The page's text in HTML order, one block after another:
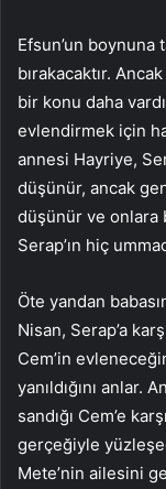
Efsun’un boynuna
bırakacaktır.
bir konu daha
evlendirmek için
annesi Hayriye,
düşünür, ancak
düşünür ve onlara
Serap’ın hiç
Öte yandan
Nisan, Serap’a
Cem’in
yanıldığını anlar.
sandığı Cem’e
gerçeğiyle
Mete’nin ailesini